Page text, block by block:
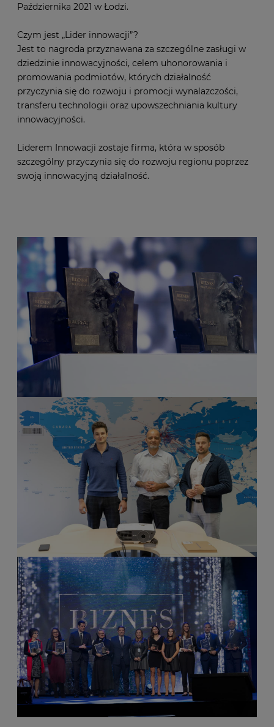
Października 2021 w Łodzi.
Czym jest „Lider innowacji”?
Jest to nagroda przyznawana za szczególne zasługi w
dziedzinie innowacyjności, celem uhonorowania i
promowania podmiotów, których działalność
przyczynia się do rozwoju i promocji wynalazczości,
transferu technologii oraz upowszechniania kultury
innowacyjności.
Liderem Innowacji zostaje firma, która w sposób
szczególny przyczynia się do rozwoju regionu poprzez
swoją innowacyjną działalność.